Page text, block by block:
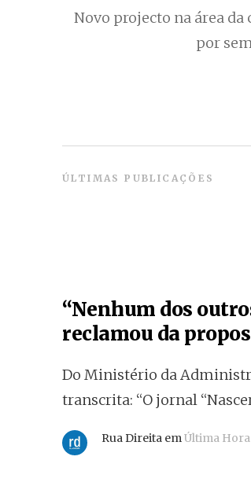
Novo projecto na área
por
ÚLTIMAS PUBLICAÇÕES
“Nenhum dos
reclamou da
Do Ministério da
transcrita: “O jornal
Rua Direita emÚltima Hora